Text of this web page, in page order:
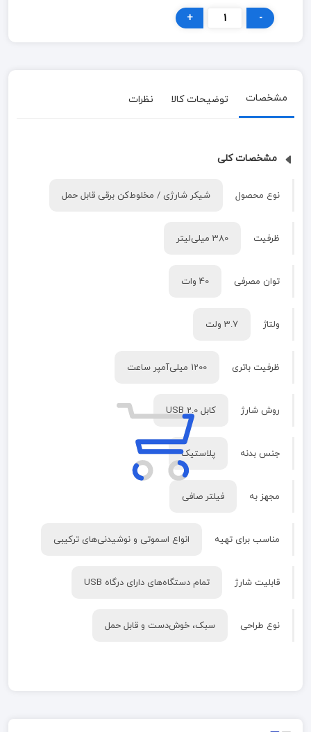
-
+
مشخصات توضیحات کالا نظرات
مشخصات کلی
نوع محصول شیکر شارژی / مخلوط‌کن برقی قابل حمل
ظرفیت 380 میلی‌لیتر
توان مصرفی 40 وات
ولتاژ 3.7 ولت
ظرفیت باتری 1200 میلی‌آمپر ساعت
روش شارژ کابل USB 2.0
جنس بدنه پلاستیک
مجهز به فیلتر صافی
مناسب برای تهیه انواع اسموتی و نوشیدنی‌های ترکیبی
قابلیت شارژ تمام دستگاه‌های دارای درگاه USB
نوع طراحی سبک، خوش‌دست و قابل حمل